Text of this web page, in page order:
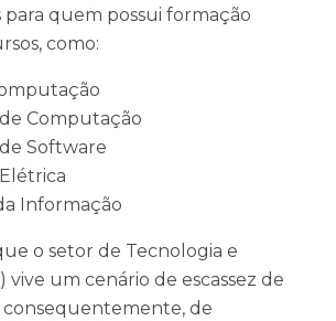
quem possui formação
como:
Computação
Software
Informação
o setor de Tecnologia e
vive um cenário de escassez de
consequentemente, de